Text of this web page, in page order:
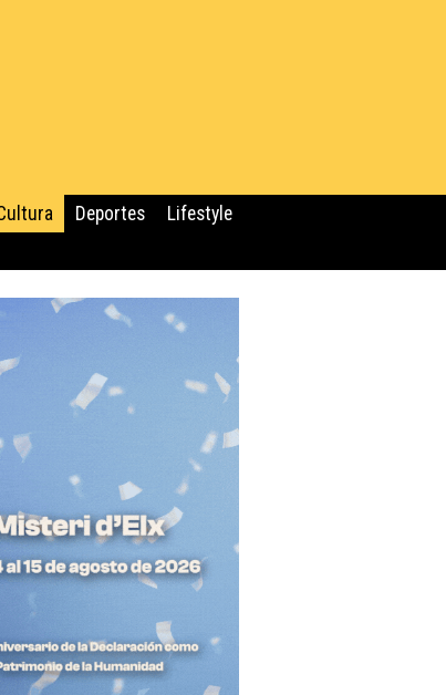
Deportes
Lifestyle